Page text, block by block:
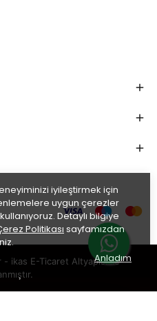
iyileştirmek için
uygun çerezler
Detaylı bilgiye
Politikası sayfamızdan
Anladım
- ikas E-Ticaret Altyapısı ile